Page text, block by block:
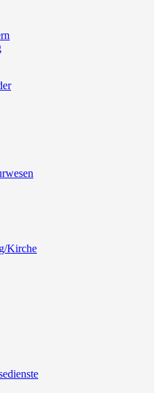
Kirche